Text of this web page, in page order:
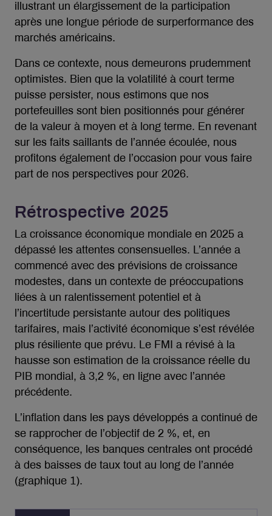
illustrant un élargissement de la participation
après une longue période de surperformance des
marchés américains.
Dans ce contexte, nous demeurons prudemment
optimistes. Bien que la volatilité à court terme
puisse persister, nous estimons que nos
portefeuilles sont bien positionnés pour générer
de la valeur à moyen et à long terme. En revenant
sur les faits saillants de l’année écoulée, nous
profitons également de l’occasion pour vous faire
part de nos perspectives pour 2026.
Rétrospective 2025
La croissance économique mondiale en 2025 a
dépassé les attentes consensuelles. L’année a
commencé avec des prévisions de croissance
modestes, dans un contexte de préoccupations
liées à un ralentissement potentiel et à
l’incertitude persistante autour des politiques
tarifaires, mais l’activité économique s’est révélée
plus résiliente que prévu. Le FMI a révisé à la
hausse son estimation de la croissance réelle du
PIB mondial, à 3,2 %, en ligne avec l’année
précédente.
L’inflation dans les pays développés a continué de
se rapprocher de l’objectif de 2 %, et, en
conséquence, les banques centrales ont procédé
à des baisses de taux tout au long de l’année
(graphique 1).